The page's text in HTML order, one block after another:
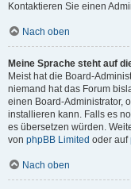
Kontaktieren Sie einen
Nach oben
Meine Sprache steht auf
Meist hat die Board-
niemand hat das Forum
einen Board-Administrator,
installieren kann. Falls es
es übersetzen würden.
von phpBB Limited oder auf
Nach oben